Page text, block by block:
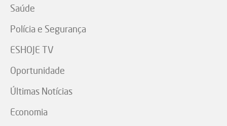
Saúde
Polícia e Segurança
ESHOJE TV
Oportunidade
Últimas Notícias
Economia